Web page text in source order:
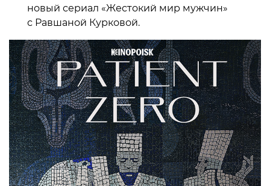
новый сериал «Жестокий мир мужчин»
с Равшаной Курковой.